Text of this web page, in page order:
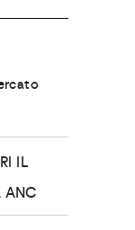
IL
ANC